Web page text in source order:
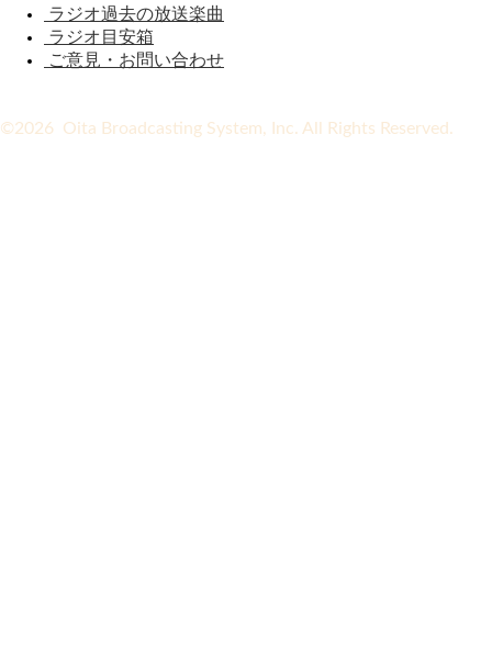
ラジオ過去の放送楽曲
ラジオ目安箱
ご意見・お問い合わせ
©2026 Oita Broadcasting System, Inc. All Rights Reserved.